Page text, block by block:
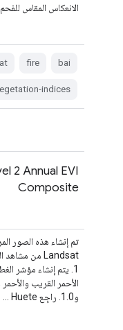
الانعكاس المقاس للفحم.
bai
fire
indices
2 Annual EVI
Composite
و1.0. راجِع Huete …